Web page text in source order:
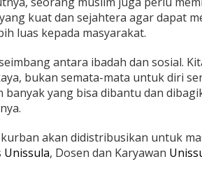
kuat dan sejahtera agar dapat
luas kepada masyarakat.
antara ibadah dan sosial.
bukan semata-mata untuk diri
banyak yang bisa dibantu dan
akan didistribusikan untuk
Unissula, Dosen dan Karyawan
Jagatara Indonesia Siap
Mengawal Kepemimpinan Mas